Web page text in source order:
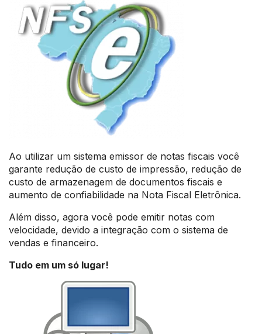
Ao utilizar um sistema emissor de notas fiscais você
garante redução de custo de impressão, redução de
custo de armazenagem de documentos fiscais e
aumento de confiabilidade na Nota Fiscal Eletrônica.
Além disso, agora você pode emitir notas com
velocidade, devido a integração com o sistema de
vendas e financeiro.
Tudo em um só lugar!